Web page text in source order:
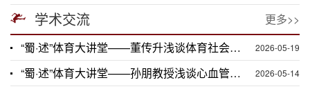
学术交流
更多>>
“蜀·述”体育大讲堂——董传升浅谈体育社会科学研究设计
2026-05-19
“蜀·述”体育大讲堂——孙朋教授浅谈心血管风险与运动干预 2026-05-14